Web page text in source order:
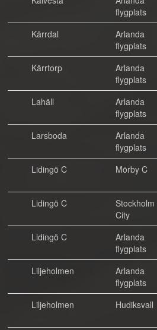
flygplats
Kärrdal
Arlanda
flygplats
Kärrtorp
Arlanda
flygplats
Lahäll
Arlanda
flygplats
Larsboda
Arlanda
flygplats
Lidingö C
Mörby C
Lidingö C
Stockholm
City
Lidingö C
Arlanda
flygplats
Liljeholmen
Arlanda
flygplats
Liljeholmen
Hudiksvall